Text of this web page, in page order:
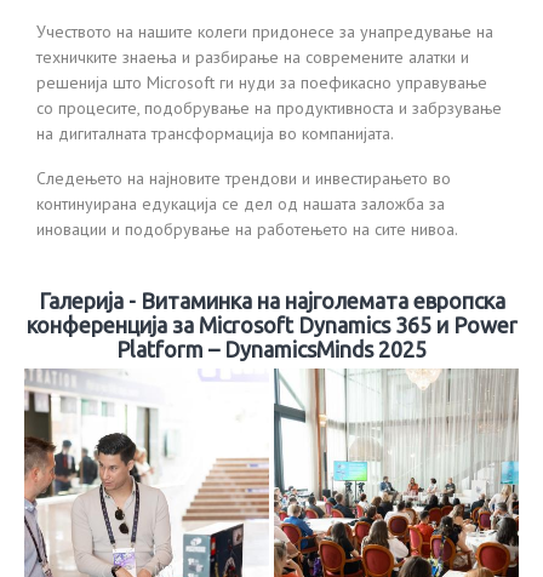
Учеството на нашите колеги придонесе за унапредување на
техничките знаења и разбирање на современите алатки и
решенија што Microsoft ги нуди за поефикасно управување
со процесите, подобрување на продуктивноста и забрзување
на дигиталната трансформација во компанијата.
Следењето на најновите трендови и инвестирањето во
континуирана едукација се дел од нашата заложба за
иновации и подобрување на работењето на сите нивоа.
Галерија - Витаминка на најголемата европска
конференција за Microsoft Dynamics 365 и Power
Platform – DynamicsMinds 2025